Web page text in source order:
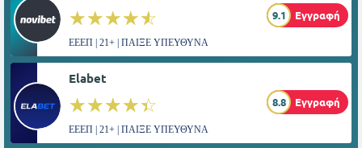
☆☆☆☆☆
★★★★★ 9.1 Εγγραφή
ΕΕΕΠ | 21+ | ΠΑΙΞΕ ΥΠΕΥΘΥΝΑ
Elabet
☆☆☆☆☆
★★★★★ 8.8 Εγγραφή
ΕΕΕΠ | 21+ | ΠΑΙΞΕ ΥΠΕΥΘΥΝΑ